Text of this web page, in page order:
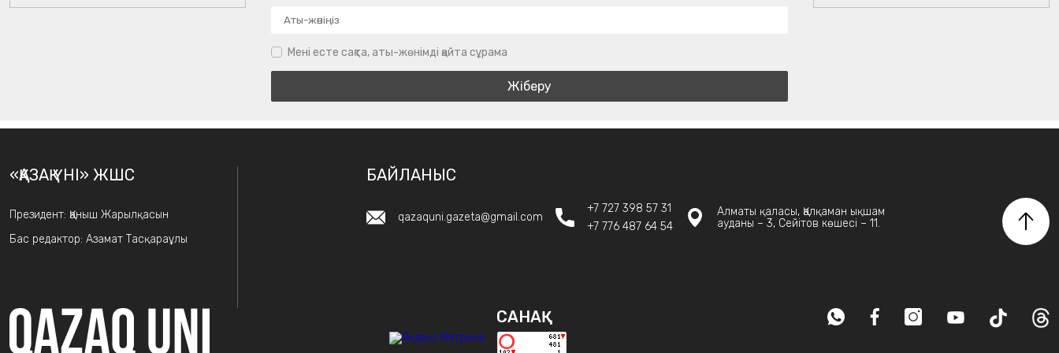
Мені есте сақта, аты-жөнімді қайта сұрама
«ҚАЗАҚ ҮНІ» ЖШС
Президент: Қаныш Жарылқасын
Бас редактор: Азамат Тасқараұлы
БАЙЛАНЫС
qazaquni.gazeta@gmail.com
+7 727 398 57 31
+7 776 487 64 54
Алматы қаласы, Қалқаман ықшам
ауданы – 3, Сейітов көшесі – 11.
САНАҚ